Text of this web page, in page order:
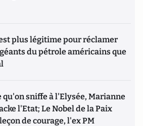
plus légitime pour réclamer
du pétrole américains que
qu'on sniffe à l'Elysée, Marianne
l'Etat; Le Nobel de la Paix
de courage, l'ex PM